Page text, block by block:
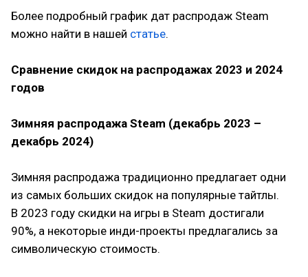
Более подробный график дат распродаж Steam
можно найти в нашей статье.
Сравнение скидок на распродажах 2023 и 2024
годов
Зимняя распродажа Steam (декабрь 2023 –
декабрь 2024)
Зимняя распродажа традиционно предлагает одни
из самых больших скидок на популярные тайтлы.
В 2023 году скидки на игры в Steam достигали
90%, а некоторые инди-проекты предлагались за
символическую стоимость.